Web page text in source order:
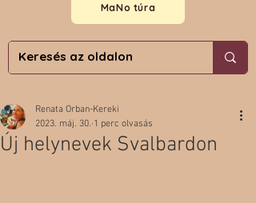
MaNo túra
Új helynevek Svalbardon
Renata Orban-Kereki
2023. máj. 30. 1 perc olvasás